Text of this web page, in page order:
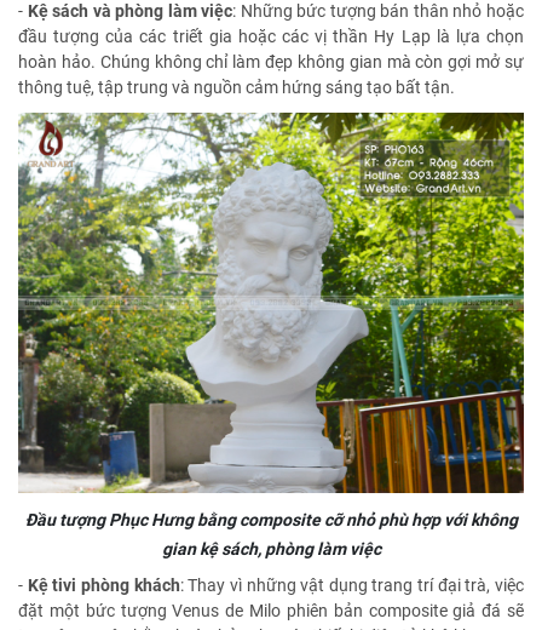
- Kệ sách và phòng làm việc: Những bức tượng bán thân nhỏ hoặc
đầu tượng của các triết gia hoặc các vị thần Hy Lạp là lựa chọn
hoàn hảo. Chúng không chỉ làm đẹp không gian mà còn gợi mở sự
thông tuệ, tập trung và nguồn cảm hứng sáng tạo bất tận.
Đầu tượng Phục Hưng bằng composite cỡ nhỏ phù hợp với không
gian kệ sách, phòng làm việc
- Kệ tivi phòng khách: Thay vì những vật dụng trang trí đại trà, việc
đặt một bức tượng Venus de Milo phiên bản composite giả đá sẽ